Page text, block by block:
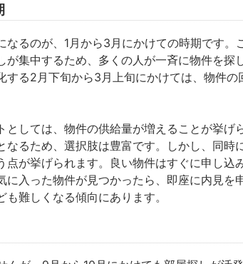
るのが、 1月から3月にかけての時期です。
集中するため、多くの人が一斉に物件を探
する2月下旬から3月上旬にかけては、物件の
しては、 物件の供給量が増える ことが挙げ
るため、選択肢は豊富です。しかし、同時
点が挙げられます。良い物件はすぐに申し込
に入った物件が見つかったら、即座に内見を
難しくなる傾向にあります。